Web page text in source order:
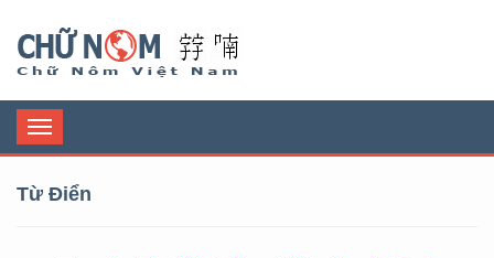
Toggle
navigation
Từ Điển